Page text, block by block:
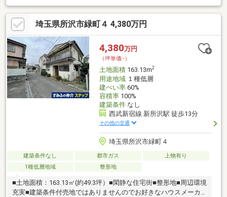
ん・お好きなハウスメーカー等で建築が可能です□ ライフイン
フォメーション・美原小学校…徒歩約9分（約670ｍ）・美原中学
校…徒歩約14分（約1 100ｍ）・美原幼稚園…徒歩2分（約130
ｍ）・北所沢保育園…徒歩4分（約320ｍ）・コープ新所沢店…徒歩
4分（約310ｍ）・ヤオコー所沢美原店…徒歩4分（約310ｍ）・サ
ンドラック所沢花園店…徒歩1分（約70ｍ）
埼玉県所沢市緑町４ 4,380万円
4,380万円
（坪単価:-）
土地面積163.13m2
用途地域１種低層
建ぺい率60%
容積率100%
建築条件なし
西武新宿線 新所沢駅 徒歩13分
その他の交通
埼玉県所沢市緑町４
建築条件なし 都市ガス
上物有り
1種低層地域
整形地
■土地面積：163.13㎡(約49.3坪）■閑静な住宅街■整形地■周辺環境
充実■建築条件付売地ではありませんのでお好きなハウスメーカ